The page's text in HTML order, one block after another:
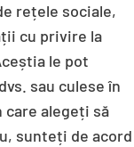
rețele sociale,
cu privire la
le pot
sau culese în
alegeți să
sunteți de acord